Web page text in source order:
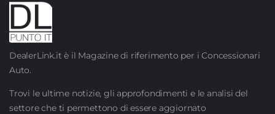
DealerLink.it è il Magazine di riferimento per i Concessionari
Auto.
Trovi le ultime notizie, gli approfondimenti e le analisi del
settore che ti permettono di essere aggiornato